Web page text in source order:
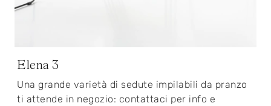
Elena 3
Una grande varietà di sedute impilabili da pranzo
ti attende in negozio: contattaci per info e